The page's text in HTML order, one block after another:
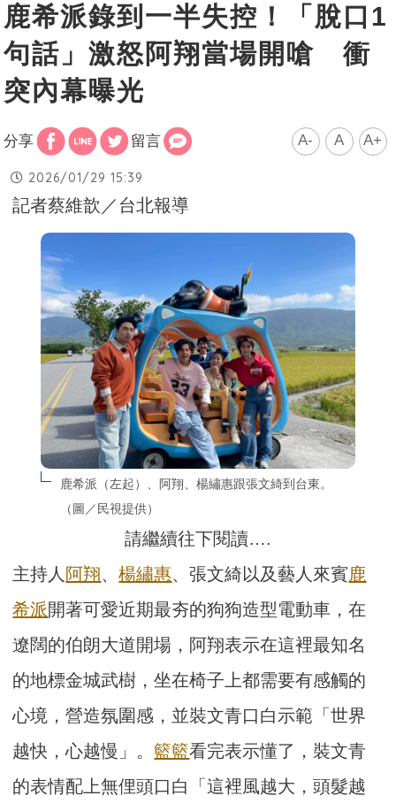
鹿希派錄到一半失控！「脫口1
句話」激怒阿翔當場開嗆 衝
突內幕曝光
分享 留言 A- A A+
2026/01/29 15:39
記者蔡維歆／台北報導
鹿希派（左起）、阿翔、楊繡惠跟張文綺到台東。
（圖／民視提供）
請繼續往下閱讀….
主持人 阿翔、楊繡惠、張文綺以及藝人來賓鹿
希派開著可愛近期最夯的狗狗造型電動車，在
遼闊的伯朗大道開場，阿翔表示在這裡最知名
的地標金城武樹，坐在椅子上都需要有感觸的
心境，營造氛圍感，並裝文青口白示範「世界
越快，心越慢」。籃籃看完表示懂了，裝文青
的表情配上無俚頭口白「這裡風越大，頭髮越